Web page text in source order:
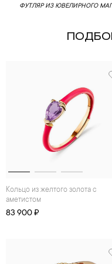
ФУТЛЯР ИЗ ЮВЕЛИРНОГО
Кольцо из желтого золота с
аметистом
83 900 ₽